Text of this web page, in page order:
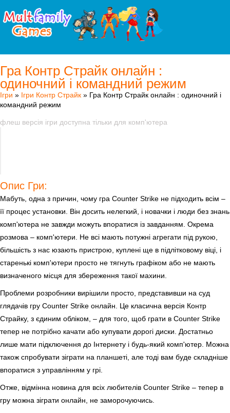
Гра Контр Страйк онлайн :
одиночний і командний режим
Ігри » Ігри Контр Страйк » Гра Контр Страйк онлайн : одиночний і
командний режим
флеш версія ігри доступна тільки для комп'ютера
Опис Гри:
Мабуть, одна з причин, чому гра Counter Strike не підходить всім –
її процес установки. Він досить нелегкий, і новачки і люди без знань
комп'ютера не завжди можуть впоратися із завданням. Окрема
розмова – комп'ютери. Не всі мають потужні агрегати під рукою,
більшість з нас юзають пристрою, куплені ще в підлітковому віці, і
старенькі комп'ютери просто не тягнуть графіком або не мають
визначеного місця для збереження такої махини.
Проблеми розробники вирішили просто, представивши на суд
глядачів гру Counter Strike онлайн. Це класична версія Контр
Страйку, з єдиним обліком, – для того, щоб грати в Counter Strike
тепер не потрібно качати або купувати дорогі диски. Достатньо
лише мати підключення до Інтернету і будь-який комп'ютер. Можна
також спробувати зіграти на планшеті, але тоді вам буде складніше
впоратися з управлінням у грі.
Отже, відмінна новина для всіх любителів Counter Strike – тепер в
гру можна зіграти онлайн, не заморочуючись.